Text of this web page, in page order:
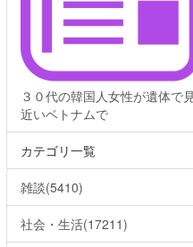
３０代の韓国人女性が遺体
近いベトナムで
カテゴリ一覧
雑談(5410)
社会・生活(17211)